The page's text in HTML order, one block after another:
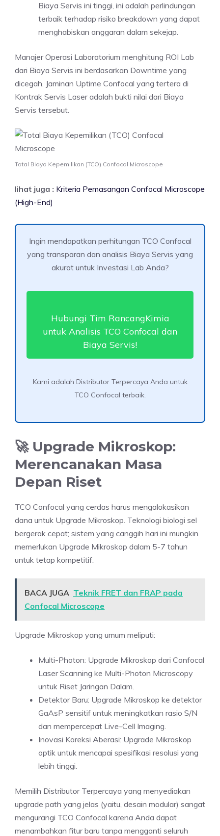
Biaya Servis ini tinggi, ini adalah perlindungan
terbaik terhadap risiko breakdown yang dapat
menghabiskan anggaran dalam sekejap.
Manajer Operasi Laboratorium menghitung ROI Lab
dari Biaya Servis ini berdasarkan Downtime yang
dicegah. Jaminan Uptime Confocal yang tertera di
Kontrak Servis Laser adalah bukti nilai dari Biaya
Servis tersebut.
Total Biaya Kepemilikan (TCO) Confocal Microscope
lihat juga : Kriteria Pemasangan Confocal Microscope
(High-End)
Ingin mendapatkan perhitungan TCO Confocal
yang transparan dan analisis Biaya Servis yang
akurat untuk Investasi Lab Anda?
Hubungi Tim RancangKimia
untuk Analisis TCO Confocal dan
Biaya Servis!
Kami adalah Distributor Terpercaya Anda untuk
TCO Confocal terbaik.
🚀 Upgrade Mikroskop:
Merencanakan Masa
Depan Riset
TCO Confocal yang cerdas harus mengalokasikan
dana untuk Upgrade Mikroskop. Teknologi biologi sel
bergerak cepat; sistem yang canggih hari ini mungkin
memerlukan Upgrade Mikroskop dalam 5-7 tahun
untuk tetap kompetitif.
BACA JUGA Teknik FRET dan FRAP pada
Confocal Microscope
Upgrade Mikroskop yang umum meliputi:
Multi-Photon: Upgrade Mikroskop dari Confocal
Laser Scanning ke Multi-Photon Microscopy
untuk Riset Jaringan Dalam.
Detektor Baru: Upgrade Mikroskop ke detektor
GaAsP sensitif untuk meningkatkan rasio S/N
dan mempercepat Live-Cell Imaging.
Inovasi Koreksi Aberasi: Upgrade Mikroskop
optik untuk mencapai spesifikasi resolusi yang
lebih tinggi.
Memilih Distributor Terpercaya yang menyediakan
upgrade path yang jelas (yaitu, desain modular) sangat
mengurangi TCO Confocal karena Anda dapat
menambahkan fitur baru tanpa mengganti seluruh